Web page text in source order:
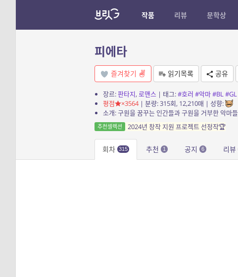
작품 리뷰 문학상
피에타
즐겨찾기 읽기목록 공유
장르:판타지, 로맨스| 태그:#호러 #악마#BL#GL
평점
×3564| 분량: 315회, 12,210매 | 성향:
추천셀렉션 2024년 창작 지원 프로젝트 선정작🏆
회차 315 추천 1 공지 6 리뷰